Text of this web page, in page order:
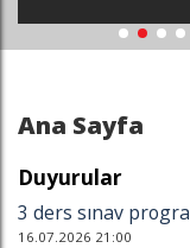
Ana Sayfa
Duyurular
3 ders sınav
16.07.2026 21:00